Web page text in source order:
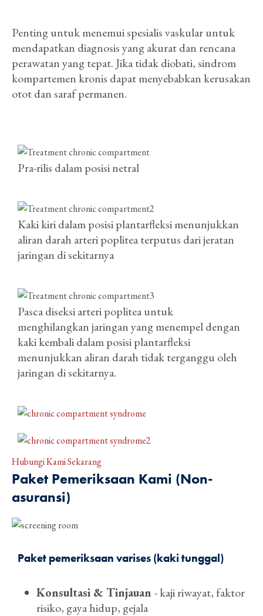
Penting untuk menemui spesialis vaskular untuk
mendapatkan diagnosis yang akurat dan rencana
perawatan yang tepat. Jika tidak diobati, sindrom
kompartemen kronis dapat menyebabkan kerusakan
otot dan saraf permanen.
Pra-rilis dalam posisi netral
Kaki kiri dalam posisi plantarfleksi menunjukkan
aliran darah arteri poplitea terputus dari jeratan
jaringan di sekitarnya
Pasca diseksi arteri poplitea untuk
menghilangkan jaringan yang menempel dengan
kaki kembali dalam posisi plantarfleksi
menunjukkan aliran darah tidak terganggu oleh
jaringan di sekitarnya.
Hubungi Kami Sekarang
Paket Pemeriksaan Kami (Non-
asuransi)
Paket pemeriksaan varises (kaki tunggal)
Konsultasi & Tinjauan - kaji riwayat, faktor
risiko, gaya hidup, gejala